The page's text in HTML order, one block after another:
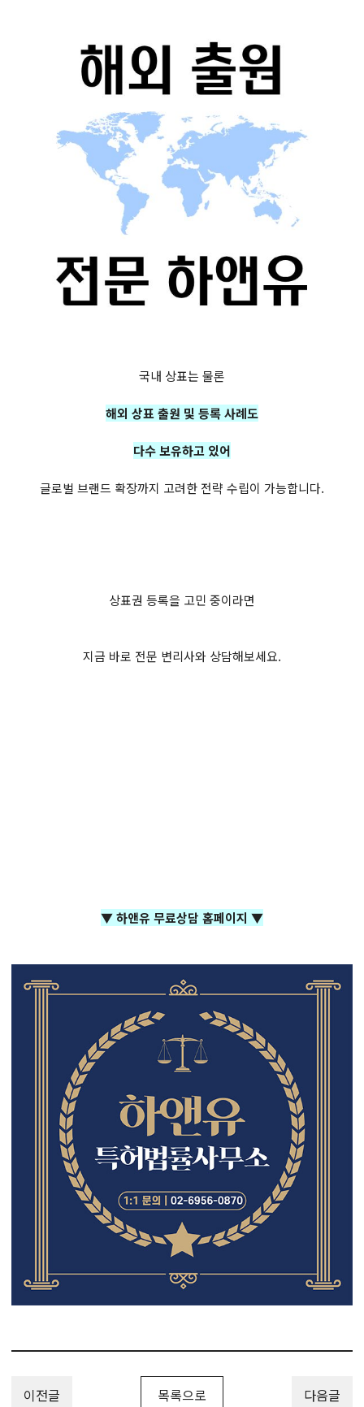
국내 상표는 물론
해외 상표 출원 및 등록 사례도
다수 보유하고 있어
글로벌 브랜드 확장까지 고려한 전략 수립이 가능합니다.
상표권 등록을 고민 중이라면
지금 바로 전문 변리사와 상담해보세요.
▼ 하앤유 무료상담 홈페이지 ▼
이전글 목록으로 다음글